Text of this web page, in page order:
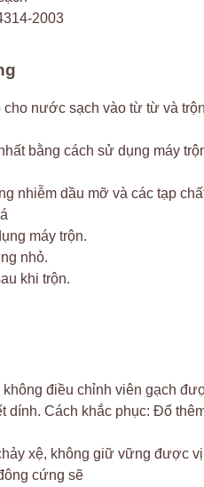
2003
nước sạch vào từ từ và
bằng cách sử dụng máy
nhiễm dầu mỡ và các tạp
máy trộn.
nhỏ.
khi trộn.
điều chỉnh viên gạch
dính. Cách khắc phục: Đổ
xệ, không giữ vững được
cứng sẽ